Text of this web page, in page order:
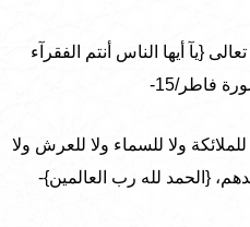
{يآ أيها الناس أنتم الفقرآء
فاطر/15-
ولا للسماء ولا للعرش ولا
{الحمد لله رب العالمين}-